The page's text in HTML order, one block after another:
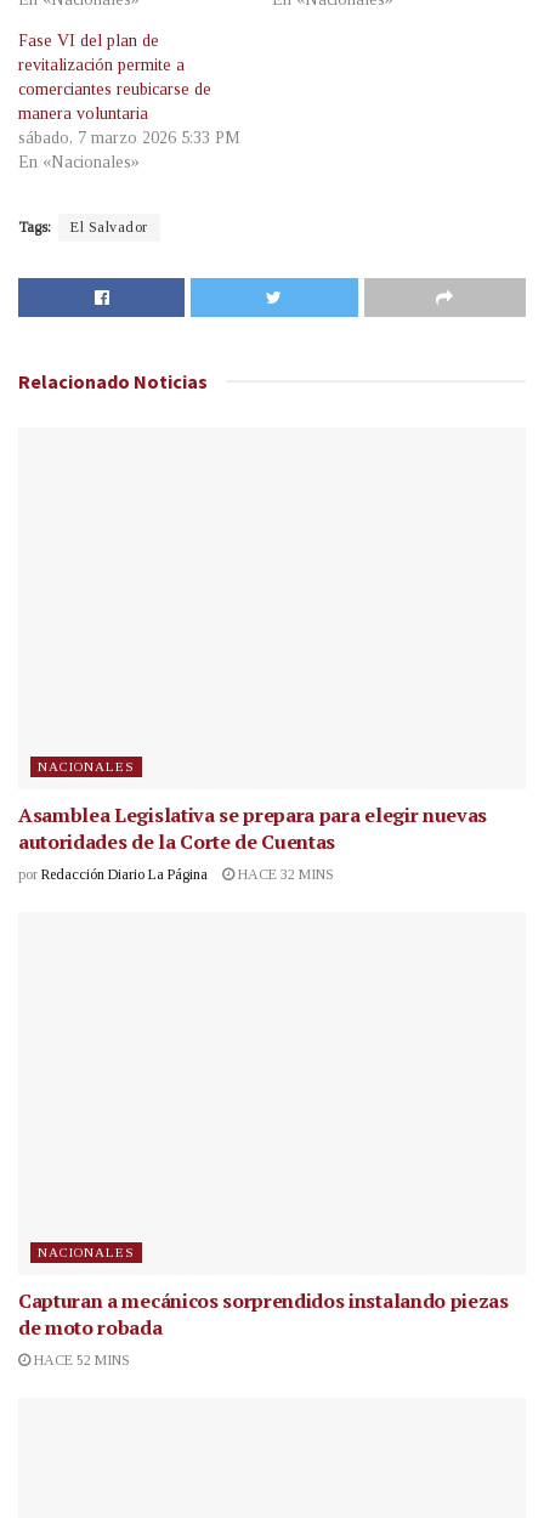
Fase VI del plan de
revitalización permite a
comerciantes reubicarse de
manera voluntaria
sábado, 7 marzo 2026 5:33 PM
En «Nacionales»
Tags: El Salvador
Relacionado Noticias
NACIONALES
Asamblea Legislativa se prepara para elegir nuevas
autoridades de la Corte de Cuentas
por Redacción Diario La Página HACE 32 MINS
NACIONALES
Capturan a mecánicos sorprendidos instalando piezas
de moto robada
HACE 52 MINS